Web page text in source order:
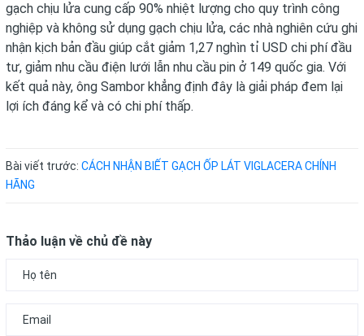
gạch chịu lửa cung cấp 90% nhiệt lượng cho quy trình công
nghiệp và không sử dụng gạch chịu lửa, các nhà nghiên cứu ghi
nhận kịch bản đầu giúp cắt giảm 1,27 nghìn tỉ USD chi phí đầu
tư, giảm nhu cầu điện lưới lẫn nhu cầu pin ở 149 quốc gia. Với
kết quả này, ông Sambor khẳng định đây là giải pháp đem lại
lợi ích đáng kể và có chi phí thấp.
Bài viết trước: CÁCH NHẬN BIẾT GẠCH ỐP LÁT VIGLACERA CHÍNH
HÃNG
Thảo luận về chủ đề này